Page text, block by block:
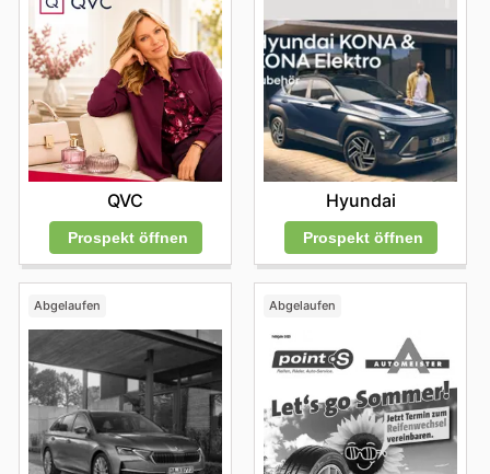
QVC
Prospekt öffnen
Hyundai
Prospekt öffnen
Abgelaufen Abgelaufen